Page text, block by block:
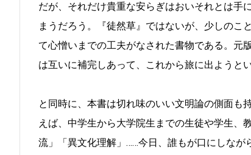
だが、それだけ貴重な安らぎはおいそれとは手
まうだろう。『徒然草』ではないが、少しのこ
て心憎いまでの工夫がなされた書物である。元
は互いに補完しあって、これから旅に出ようと
と同時に、本書は切れ味のいい文明論の側面も
えば、中学生から大学院生までの生徒や学生、
流」「異文化理解」……今日、誰もが口にしなが